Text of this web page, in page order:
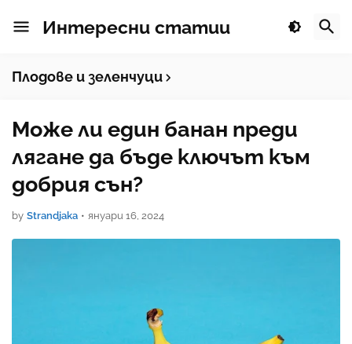
Интересни статии
Плодове и зеленчуци
Може ли един банан преди
лягане да бъде ключът към
добрия сън?
by Strandjaka • януари 16, 2024